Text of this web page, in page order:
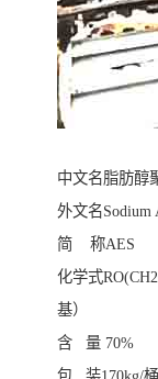
中文名脂肪醇
外文名Sodium
简 称AES
化学式
基）
含 量 70%